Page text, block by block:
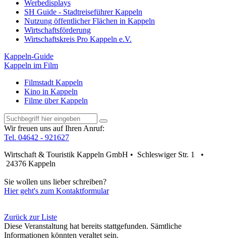
Werbedisplays
SH Guide - Stadtreiseführer Kappeln
Nutzung öffentlicher Flächen in Kappeln
Wirtschaftsförderung
Wirtschaftskreis Pro Kappeln e.V.
Kappeln-Guide
Kappeln im Film
Filmstadt Kappeln
Kino in Kappeln
Filme über Kappeln
Wir freuen uns auf Ihren Anruf:
Tel. 04642 - 921627
Wirtschaft & Touristik Kappeln GmbH • Schleswiger Str. 1 •
24376 Kappeln
Sie wollen uns lieber schreiben?
Hier geht's zum Kontaktformular
Zurück zur Liste
Diese Veranstaltung hat bereits stattgefunden. Sämtliche
Informationen könnten veraltet sein.